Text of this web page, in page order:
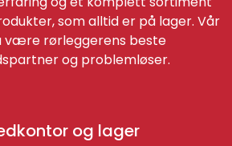
som alltid er på lager. Vår
være rørleggerens beste
og problemløser.
og lager